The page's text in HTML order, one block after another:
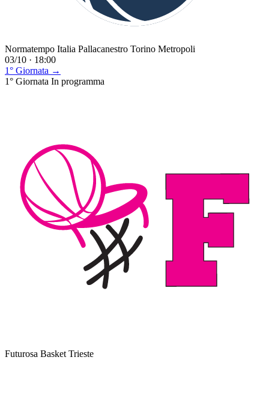
Normatempo Italia Pallacanestro Torino Metropoli
03/10 · 18:00
1° Giornata →
1° Giornata In programma
Futurosa Basket Trieste